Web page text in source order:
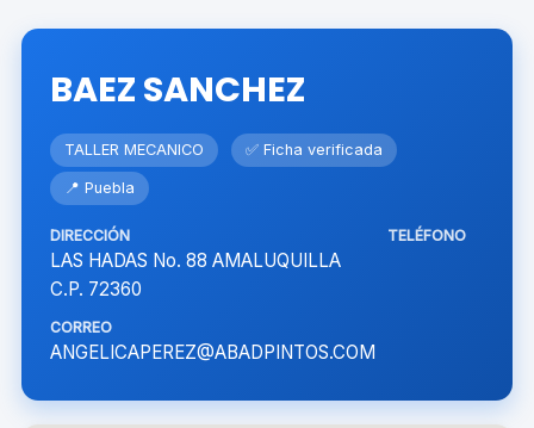
BAEZ SANCHEZ
TALLER MECANICO ✅ Ficha verificada
📍 Puebla
DIRECCIÓN
LAS HADAS No. 88 AMALUQUILLA
C.P. 72360
TELÉFONO
CORREO
ANGELICAPEREZ@ABADPINTOS.COM